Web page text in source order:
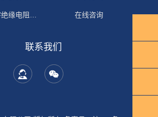
在线咨询
联系我们